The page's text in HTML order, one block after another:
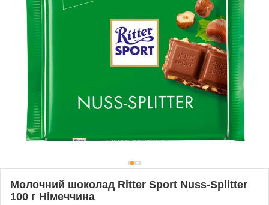
Молочний шоколад Ritter Sport Nuss-Splitter
100 г Німеччина